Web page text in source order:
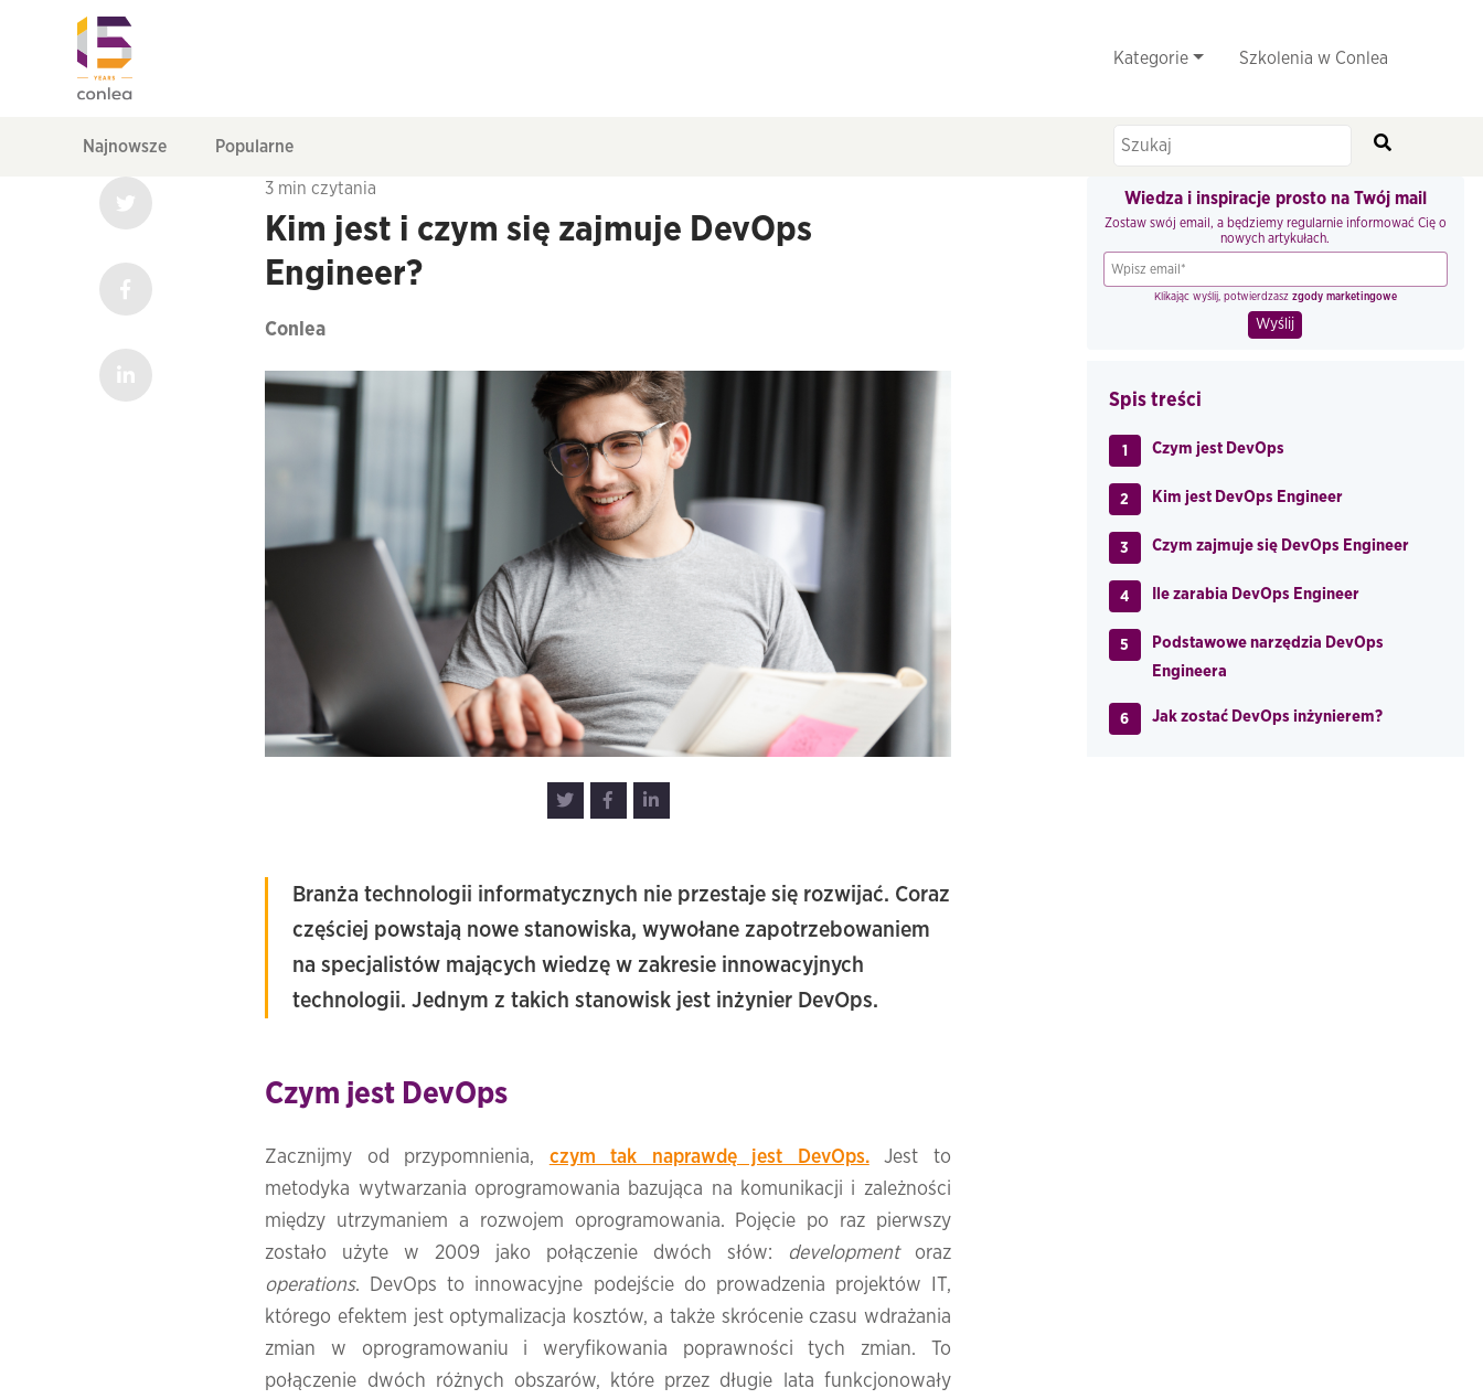
Kategorie Szkolenia w Conlea
Najnowsze Popularne
3 min czytania
Kim jest i czym się zajmuje DevOps
Engineer?
Conlea
Branża technologii informatycznych nie przestaje się rozwijać. Coraz
częściej powstają nowe stanowiska, wywołane zapotrzebowaniem
na specjalistów mających wiedzę w zakresie innowacyjnych
technologii. Jednym z takich stanowisk jest inżynier DevOps.
Czym jest DevOps
Zacznijmy od przypomnienia, czym tak naprawdę jest DevOps.Jest to
metodyka wytwarzania oprogramowania bazująca na komunikacji i zależności
między utrzymaniem a rozwojem oprogramowania. Pojęcie po raz pierwszy
zostało użyte w 2009 jako połączenie dwóch słów:
developmentoraz
operations. DevOps to innowacyjne podejście do prowadzenia projektów IT,
którego efektem jest optymalizacja kosztów, a także skrócenie czasu wdrażania
zmian w oprogramowaniu i weryfikowania poprawności tych zmian. To
połączenie dwóch różnych obszarów, które przez długie lata funkcjonowały
Wiedza i inspiracje prosto na Twój mail
Zostaw swój email, a będziemy regularnie informować Cię o
nowych artykułach.
Klikając wyślij, potwierdzasz zgody marketingowe
Spis treści
1 Czym jest DevOps
2 Kim jest DevOps Engineer
3 Czym zajmuje się DevOps Engineer
4 Ile zarabia DevOps Engineer
5
Podstawowe narzędzia DevOps
Engineera
6 Jak zostać DevOps inżynierem?